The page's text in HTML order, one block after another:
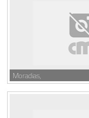
Moradias,